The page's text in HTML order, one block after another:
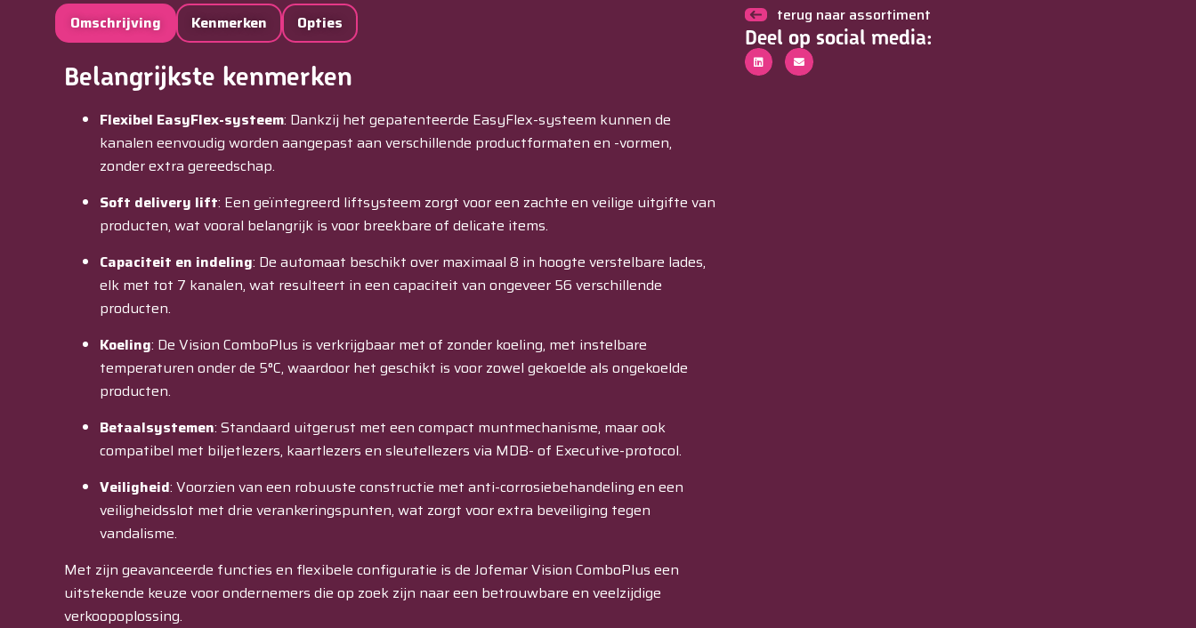
Omschrijving Kenmerken Opties
Belangrijkste kenmerken
Flexibel EasyFlex-systeem: Dankzij het gepatenteerde EasyFlex-systeem kunnen de
kanalen eenvoudig worden aangepast aan verschillende productformaten en -vormen,
zonder extra gereedschap.
Soft delivery lift: Een geïntegreerd liftsysteem zorgt voor een zachte en veilige uitgifte van
producten, wat vooral belangrijk is voor breekbare of delicate items.
Capaciteit en indeling: De automaat beschikt over maximaal 8 in hoogte verstelbare lades,
elk met tot 7 kanalen, wat resulteert in een capaciteit van ongeveer 56 verschillende
producten.
Koeling: De Vision ComboPlus is verkrijgbaar met of zonder koeling, met instelbare
temperaturen onder de 5°C, waardoor het geschikt is voor zowel gekoelde als ongekoelde
producten.
Betaalsystemen: Standaard uitgerust met een compact muntmechanisme, maar ook
compatibel met biljetlezers, kaartlezers en sleutellezers via MDB- of Executive-protocol.
Veiligheid: Voorzien van een robuuste constructie met anti-corrosiebehandeling en een
veiligheidsslot met drie verankeringspunten, wat zorgt voor extra beveiliging tegen
vandalisme.
Met zijn geavanceerde functies en flexibele configuratie is de Jofemar Vision ComboPlus een
uitstekende keuze voor ondernemers die op zoek zijn naar een betrouwbare en veelzijdige
verkoopoplossing.
terug naar assortiment
Deel op social media: